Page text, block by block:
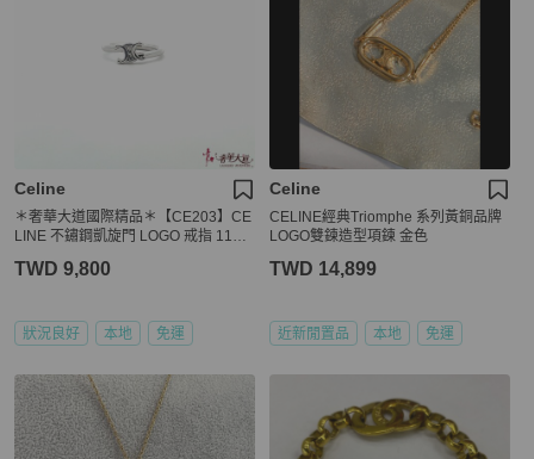
Celine
＊奢華大道國際精品＊【CE203】CE
LINE 不鏽鋼凱旋門 LOGO 戒指 11號
TWD 9,800
狀況良好 本地 免運
Celine
CELINE經典Triomphe 系列黃銅品牌
LOGO雙鍊造型項鍊 金色
TWD 14,899
近新閒置品 本地 免運